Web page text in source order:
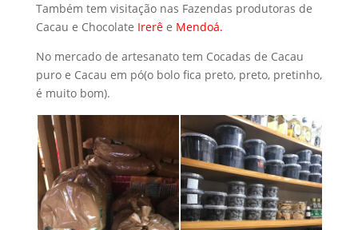
Também tem visitação nas Fazendas produtoras de
Cacau e Chocolate Irerê e Mendoá.
No mercado de artesanato tem Cocadas de Cacau
puro e Cacau em pó(o bolo fica preto, preto, pretinho,
é muito bom).